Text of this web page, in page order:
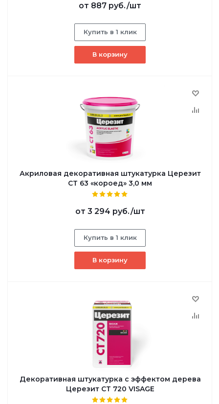
от 887 руб./шт
Купить в 1 клик
В корзину
Акриловая декоративная штукатурка Церезит
CT 63 «короед» 3,0 мм
от 3 294 руб./шт
Купить в 1 клик
В корзину
Декоративная штукатурка с эффектом дерева
Церезит СТ 720 VISAGE